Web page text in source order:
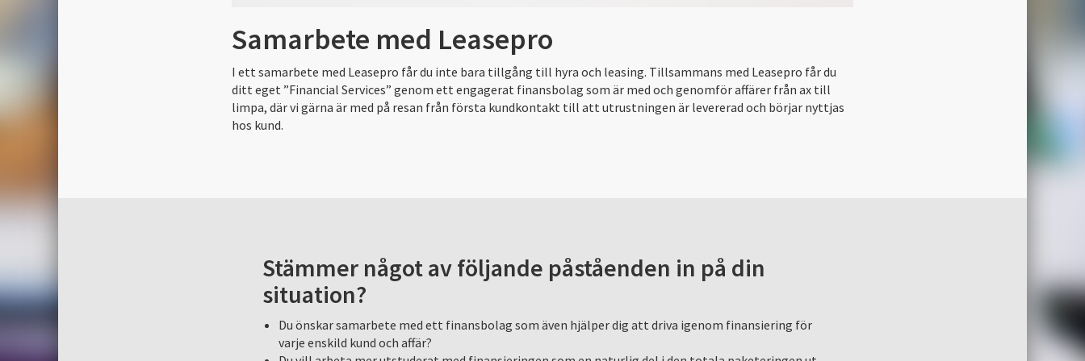
Samarbete med Leasepro
I ett samarbete med Leasepro får du inte bara tillgång till hyra och leasing. Tillsammans med Leasepro får du
ditt eget ”Financial Services” genom ett engagerat finansbolag som är med och genomför affärer från ax till
limpa, där vi gärna är med på resan från första kundkontakt till att utrustningen är levererad och börjar nyttjas
hos kund.
Stämmer något av följande påståenden in på din
situation?
Du önskar samarbete med ett finansbolag som även hjälper dig att driva igenom finansiering för
varje enskild kund och affär?